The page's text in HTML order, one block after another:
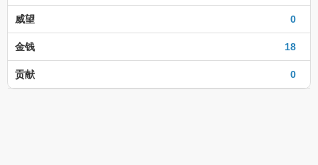
0
威望
18
金钱
0
贡献